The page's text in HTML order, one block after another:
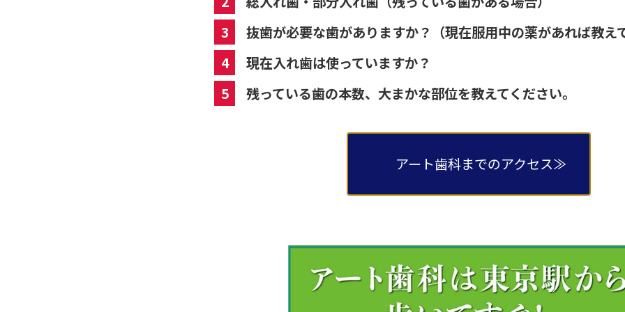
3
抜歯が必要な歯がありますか？（現在服用中の薬があれば教え
4
現在入れ歯は使っていますか？
5
残っている歯の本数、大まかな部位を教えてください。
アート歯科までのアクセス≫